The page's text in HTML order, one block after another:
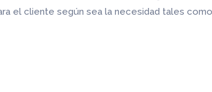
el cliente según sea la necesidad tales